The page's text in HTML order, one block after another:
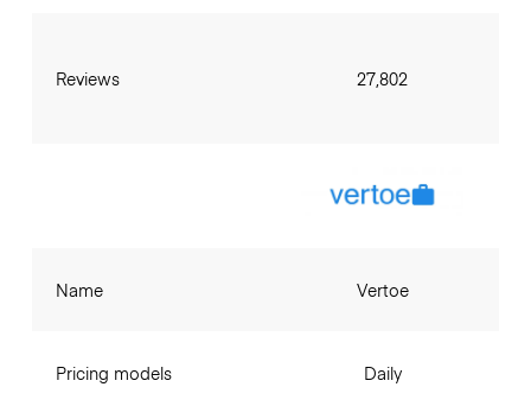
Reviews 27,802
Name
Pricing models
Vertoe
Daily